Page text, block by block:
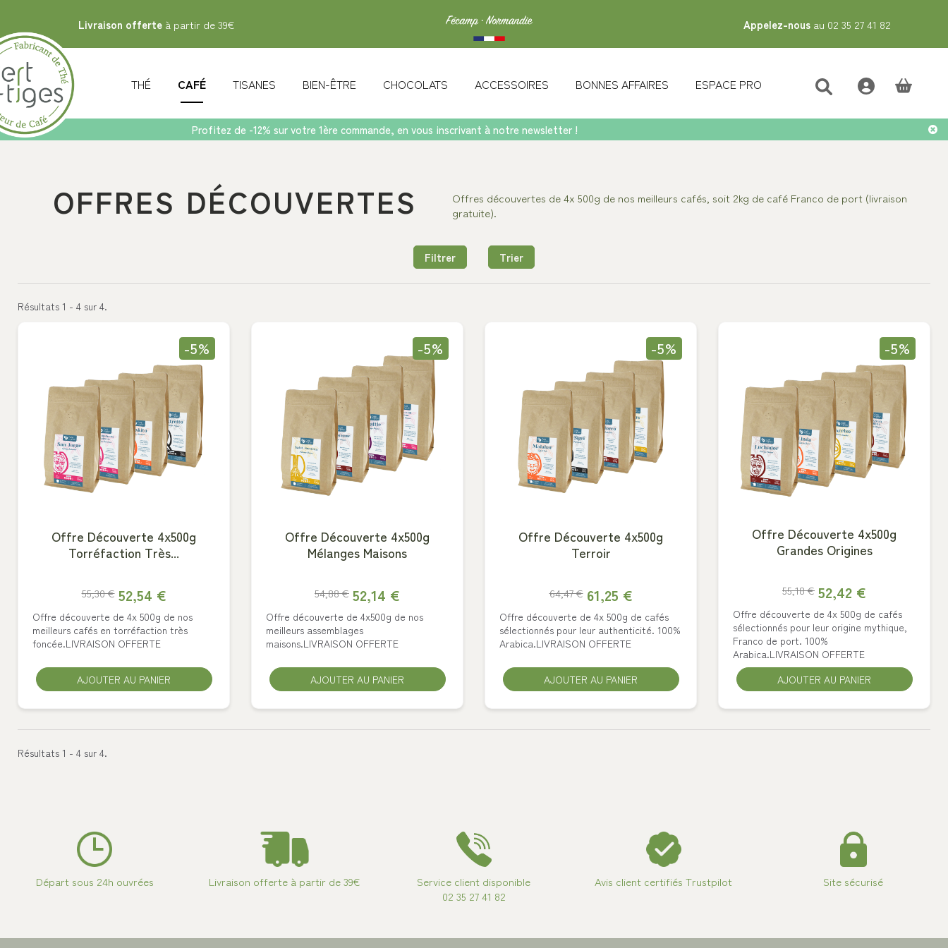
Livraison offerteà partir de 39€ Appelez-nous au 02 35 27 41 82
THÉ CAFÉ TISANES BIEN-ÊTRE CHOCOLATS ACCESSOIRES BONNES AFFAIRES ESPACE PRO
Profitez de -12% sur votre 1ère commande, en vous inscrivant à notre newsletter !
Accueil >
OFFRES DÉCOUVERTES
Offres découvertes de 4x 500g de nos meilleurs cafés, soit 2kg de café Franco de port (livraison
gratuite).
Filtrer Trier
Résultats 1 - 4 sur 4.
-5%
Offre Découverte 4x500g
Torréfaction Très...
52,54 €
55,30 €
Offre découverte de 4x 500g de nos
meilleurs cafés en torréfaction très
foncée.LIVRAISON OFFERTE
Choisissez votre mouture :
VALIDER
AJOUTER AU PANIER
-5%
Offre Découverte 4x500g
Mélanges Maisons
52,14 €
54,88 €
Offre découverte de 4x500g de nos
meilleurs assemblages
maisons.LIVRAISON OFFERTE
Choisissez votre mouture :
VALIDER
AJOUTER AU PANIER
-5%
Offre Découverte 4x500g
Terroir
61,25 €
64,47 €
Offre découverte de 4x 500g de cafés
sélectionnés pour leur authenticité. 100%
Arabica.LIVRAISON OFFERTE
Choisissez votre mouture :
VALIDER
AJOUTER AU PANIER
-5%
Offre Découverte 4x500g
Grandes Origines
52,42 €
55,18 €
Offre découverte de 4x 500g de cafés
sélectionnés pour leur origine mythique,
Franco de port. 100%
Arabica.LIVRAISON OFFERTE
AJOUTER AU PANIER
Résultats 1 - 4 sur 4.
Départ sous 24h ouvrées Livraison offerte à partir de 39€
Service client disponible
02 35 27 41 82
Avis client certifiés Trustpilot Site sécurisé